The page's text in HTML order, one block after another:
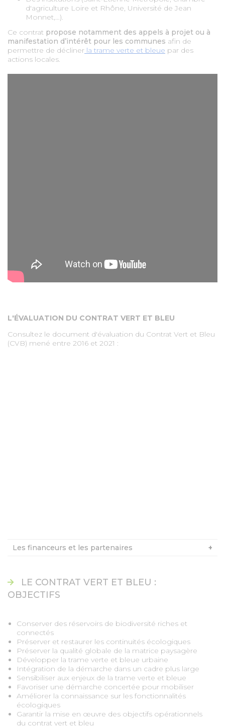
d'agriculture Loire et Rhône, Université de Jean
Monnet,…).
Ce contrat propose notamment des appels à projet ou à
manifestation d’intérêt pour les communes afin de
permettre de décliner la trame verte et bleue par des
actions locales.
L'ÉVALUATION DU CONTRAT VERT ET BLEU
Consultez le document d'évaluation du Contrat Vert et Bleu
(CVB) mené entre 2016 et 2021 :
Les financeurs et les partenaires
LE CONTRAT VERT ET BLEU :
OBJECTIFS
Conserver des réservoirs de biodiversité riches et
connectés
Préserver et restaurer les continuités écologiques
Préserver la qualité globale de la matrice paysagère
Développer la trame verte et bleue urbaine
Intégration de la démarche dans un cadre plus large
Sensibiliser aux enjeux de la trame verte et bleue
Favoriser une démarche concertée pour mobiliser
Améliorer la connaissance sur les fonctionnalités
écologiques
Garantir la mise en œuvre des objectifs opérationnels
du contrat vert et bleu